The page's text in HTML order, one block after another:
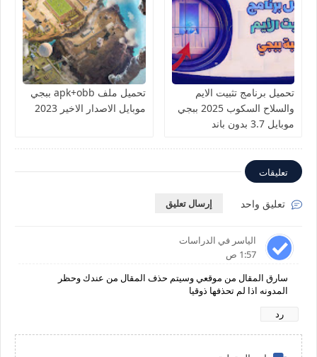
تحميل برنامج تثبيت الايم
والسلاح السكوب 2025 ببجي
موبايل 3.7 بدون باند
تحميل ملف apk+obb ببجي
موبايل الاصدار الاخير 2023
تعليقات
تعليق واحد إرسال تعليق
الياسر في الدراسات
1:57 ص
سارق المقال من موقعي وسيتم حذف المقال من عندك وحظر
المدونه اذا لم تحذفها ذوقيا
رد